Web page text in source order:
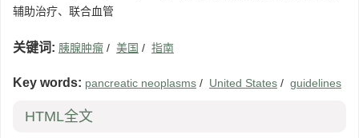
辅助治疗、联合血管
关键词: 胰腺肿瘤 / 美国 / 指南
Key words: pancreatic neoplasms / United States / guidelines
HTML全文